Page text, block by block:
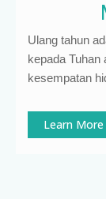
Ulang tahun
kepada Tuhan
kesempatan
Learn More